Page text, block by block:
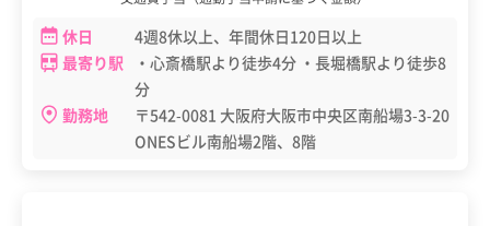
休日
4週8休以上、年間休日120日以上
最寄り駅
・心斎橋駅より徒歩4分 ・長堀橋駅より徒歩8
分
勤務地
〒542-0081 大阪府大阪市中央区南船場3-3-20
ONESビル南船場2階、8階